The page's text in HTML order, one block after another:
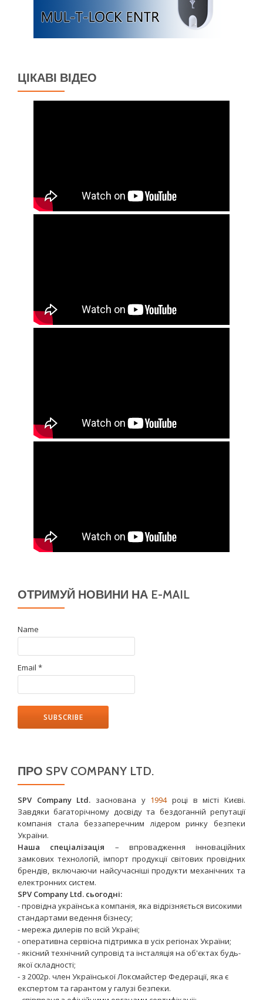
ЦІКАВІ ВІДЕО
ОТРИМУЙ НОВИНИ НА E-MAIL
Name
Email *
ПРО SPV COMPANY LTD.
SPV Company Ltd. заснована у 1994році в місті Києві.
Завдяки багаторічному досвіду та бездоганній репутації
компанія стала беззаперечним лідером ринку безпеки
України.
Наша спеціалізація – впровадження інноваційних
замкових технологій, імпорт продукції світових провідних
брендів, включаючи найсучасніші продукти механічних та
електронних систем.
SPV Company Ltd. сьогодні:
- провідна українська компанія, яка відрізняється високими
стандартами ведення бізнесу;
- мережа дилерів по всій Україні;
- оперативна сервісна підтримка в усіх регіонах України;
- якісний технічний супровід та інсталяція на об'єктах будь-
якої складності;
- з 2002р. член Української Локсмайстер Федерації, яка є
експертом та гарантом у галузі безпеки.